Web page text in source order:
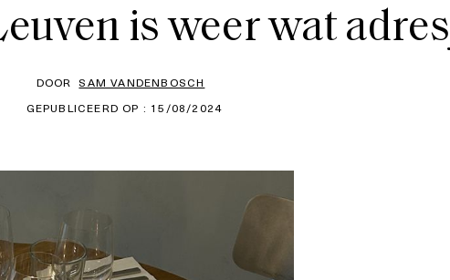
is weer wat
DOOR SAM VANDENBOSCH
GEPUBLICEERD OP : 15/08/2024